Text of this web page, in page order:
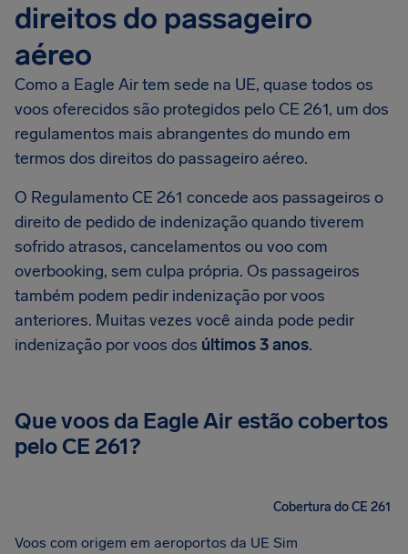
direitos do passageiro
aéreo
Como a Eagle Air tem sede na UE, quase todos os
voos oferecidos são protegidos pelo CE 261, um dos
regulamentos mais abrangentes do mundo em
termos dos direitos do passageiro aéreo.
O Regulamento CE 261 concede aos passageiros o
direito de pedido de indenização quando tiverem
sofrido atrasos, cancelamentos ou voo com
overbooking, sem culpa própria. Os passageiros
também podem pedir indenização por voos
anteriores. Muitas vezes você ainda pode pedir
indenização por voos dos últimos 3 anos.
Que voos da Eagle Air estão cobertos
pelo CE 261?
Cobertura do CE 261
Voos com origem em aeroportos da UE Sim